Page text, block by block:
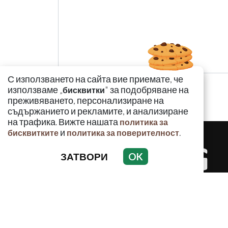
С използването на сайта вие приемате, че
използваме „бисквитки" за подобряване на
преживяването, персонализиране на
съдържанието и рекламите, и анализиране
на трафика. Вижте нашата политика за
бисквитките и политика за поверителност.
ЗАТВОРИ OK